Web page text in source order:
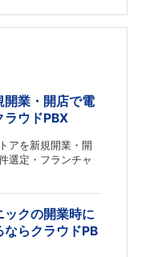
開業・開店で電
ラウドPBX
アを新規開業・開
選定・フランチャ
ックの開業時に
ならクラウドPB